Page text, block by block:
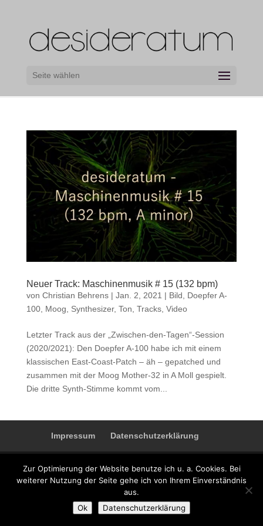
Seite wählen
Neuer Track: Maschinenmusik # 15 (132 bpm)
von Christian Behrens| Jan. 2, 2021 | Bild
Doepfer A-
100, Moog Synthesizer, Ton Tracks, Video
Letzter Track aus der „Zwischen-den-Tagen“-Session
(2020/2021): Den Doepfer A-100 habe ich mit einem
klassischen East-Coast-Patch – äh – gepatched und
zusammen mit der Moog Mother-32 in A Moll gespielt.
Die dritte Synth-Stimme kommt vom...
Impressum Datenschutzerklärung
Designed by Elegant Themes
Zur Optimierung der Website benutze ich u. a. Cookies. Bei
weiterer Nutzung der Seite gehe ich von Ihrem Einverständnis
aus.
Ok
Datenschutzerklärung